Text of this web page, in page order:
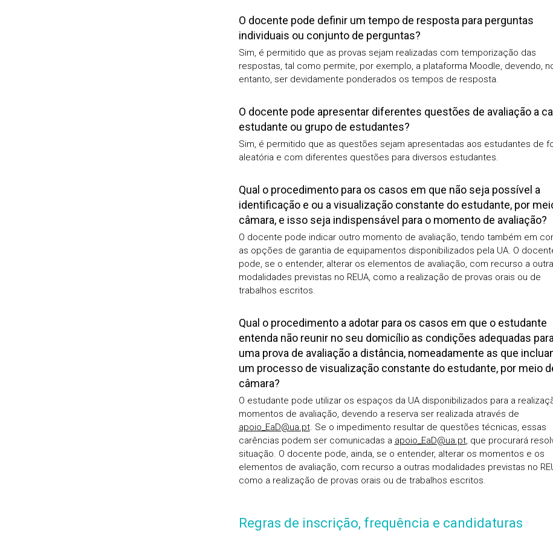
O docente pode definir um tempo de resposta para perguntas
individuais ou conjunto de perguntas?
Sim, é permitido que as provas sejam realizadas com temporização das
respostas, tal como permite, por exemplo, a plataforma Moodle, devendo,
entanto, ser devidamente ponderados os tempos de resposta.
O docente pode apresentar diferentes questões de avaliação a
estudante ou grupo de estudantes?
Sim, é permitido que as questões sejam apresentadas aos estudantes de
aleatória e com diferentes questões para diversos estudantes.
Qual o procedimento para os casos em que não seja possível a
identificação e ou a visualização constante do estudante, por
câmara, e isso seja indispensável para o momento de avaliação?
O docente pode indicar outro momento de avaliação, tendo também em
as opções de garantia de equipamentos disponibilizados pela UA. O
pode, se o entender, alterar os elementos de avaliação, com recurso a
modalidades previstas no REUA, como a realização de provas orais ou de
trabalhos escritos.
Qual o procedimento a adotar para os casos em que o estudante
entenda não reunir no seu domicílio as condições adequadas para
uma prova de avaliação a distância, nomeadamente as que
um processo de visualização constante do estudante, por meio
câmara?
O estudante pode utilizar os espaços da UA disponibilizados para a
momentos de avaliação, devendo a reserva ser realizada através de
apoio_EaD@ua.pt. Se o impedimento resultar de questões técnicas, essas
carências podem ser comunicadas a apoio_EaD@ua.pt, que procurará
situação. O docente pode, ainda, se o entender, alterar os momentos e os
elementos de avaliação, com recurso a outras modalidades previstas no
como a realização de provas orais ou de trabalhos escritos.
Regras de inscrição, frequência e candidaturas